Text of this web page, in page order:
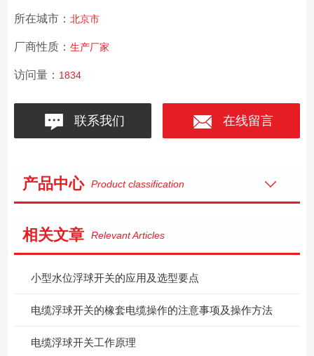
所在城市： 北京市
厂商性质： 生产厂家
访问量： 1834
联系我们 在线留言
产品中心 Product classification
相关文章 Relevant Articles
小型水位浮球开关的应用及选型要点
电缆浮球开关的橡套电缆操作的注意事项及操作方法
电缆浮球开关工作原理